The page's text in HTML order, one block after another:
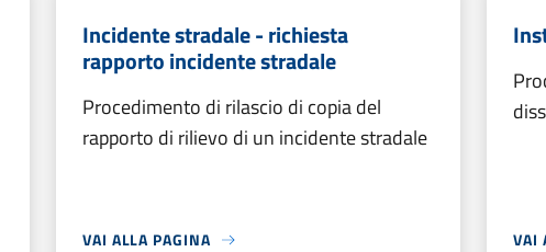
Incidente stradale - richiesta
rapporto incidente stradale
Procedimento di rilascio di copia del
rapporto di rilievo di un incidente stradale
VAI ALLA PAGINA VAI